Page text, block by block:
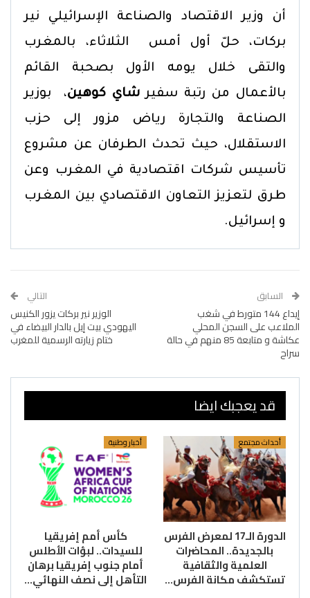
أن وزير الاقتصاد والصناعة الإسرائيلي نير
بركات، حلّ أول أمس الثلاثاء، بالمغرب
والتقى خلال يومه الأول بصحبة القائم
بالأعمال من رتبة سفيرشاي كوهين، بوزير
الصناعة والتجارة رياض مزور إلى حزب
الاستقلال، حيث تحدث الطرفان عن مشروع
تأسيس شركات اقتصادية في المغرب وعن
طرق لتعزيز التعاون الاقتصادي بين المغرب
و إسرائيل.
السابق
إيداع 144 متورط في شغب
الملاعب على السجن المحلي
عكاشة و متابعة 85 منهم في حالة
سراح
التالي
الوزير نير بركات يزور الكنيس
اليهودي بيت إيل بالدار البيضاء في
ختام زيارته الرسمية للمغرب
قد يعجبك ايضا
أحداث مجتمع
الدورة الـ17 لمعرض الفرس
بالجديدة.. المحاضرات
العلمية والثقافية
تستكشف مكانة الفرس…
أخبار وطنية
كأس أمم إفريقيا
للسيدات.. لبؤات الأطلس
أمام جنوب إفريقيا برهان
التأهل إلى نصف النهائي…